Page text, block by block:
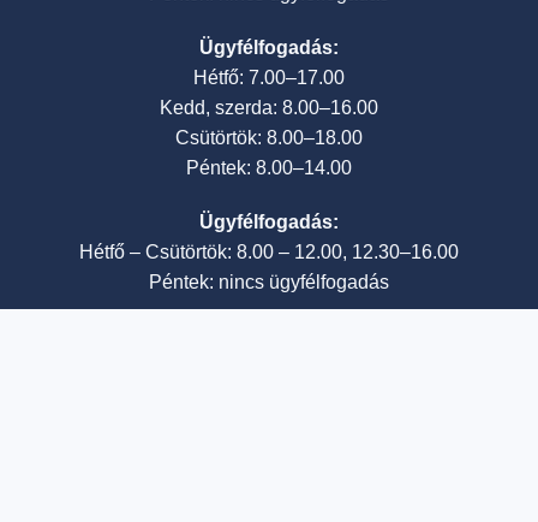
Ügyfélfogadás:
Hétfő: 7.00–17.00
Kedd, szerda: 8.00–16.00
Csütörtök: 8.00–18.00
Péntek: 8.00–14.00
Ügyfélfogadás:
Hétfő – Csütörtök: 8.00 – 12.00, 12.30–16.00
Péntek: nincs ügyfélfogadás